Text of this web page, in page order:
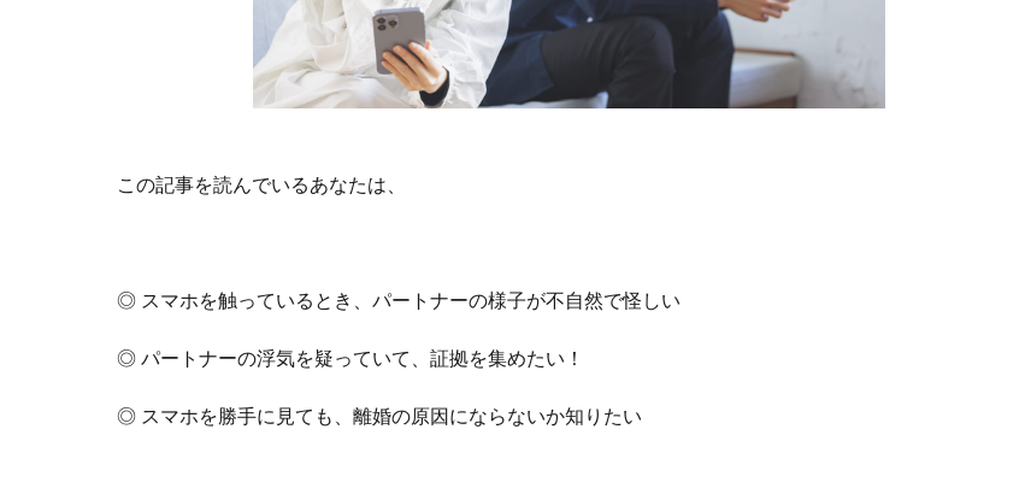
この記事を読んでいるあなたは、
◎ スマホを触っているとき、パートナーの様子が不自然で怪しい
◎ パートナーの浮気を疑っていて、証拠を集めたい！
◎ スマホを勝手に見ても、離婚の原因にならないか知りたい